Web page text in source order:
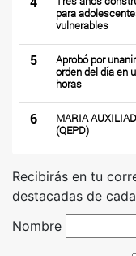
para
vulnerables
5
Aprobó por
orden del día en
horas
6
MARIA
(QEPD)
Recibirás en tu
destacadas de
Nombre